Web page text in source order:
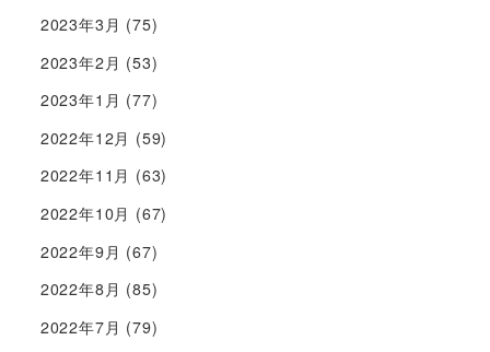
2023年3月 (75)
2023年2月 (53)
2023年1月 (77)
2022年12月 (59)
2022年11月 (63)
2022年10月 (67)
2022年9月 (67)
2022年8月 (85)
2022年7月 (79)